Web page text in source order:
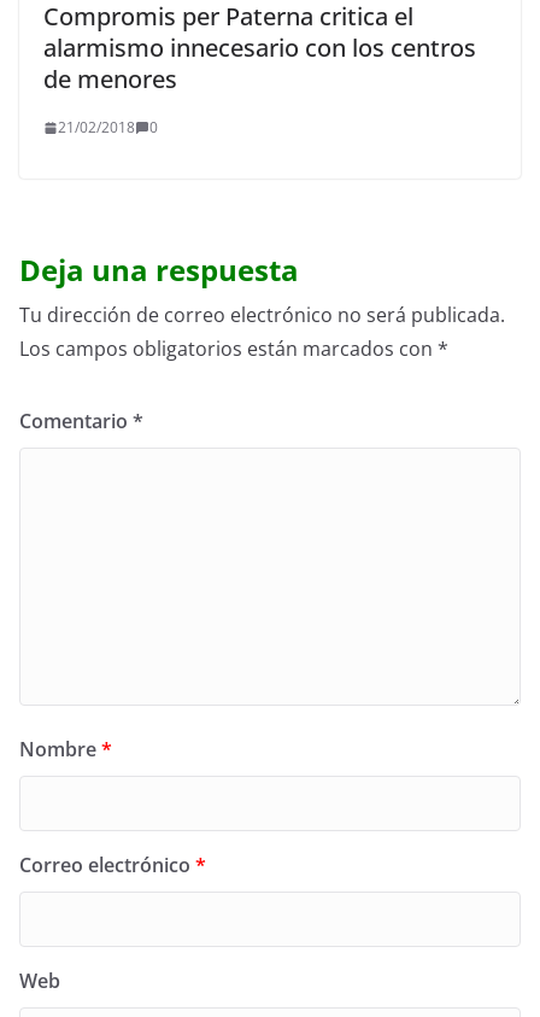
Compromis per Paterna critica el
alarmismo innecesario con los centros
de menores
21/02/2018 0
Deja una respuesta
Tu dirección de correo electrónico no será publicada.
Los campos obligatorios están marcados con *
Comentario *
Nombre*
Correo electrónico *
Web